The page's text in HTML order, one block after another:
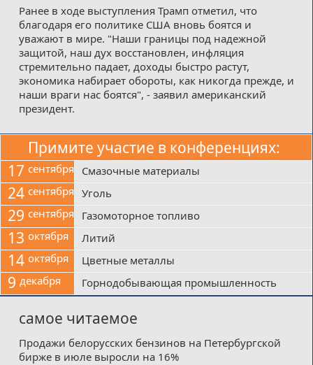
Ранее в ходе выступления Трамп отметил, что
благодаря его политике США вновь боятся и
уважают в мире. "Наши границы под надежной
защитой, наш дух восстановлен, инфляция
стремительно падает, доходы быстро растут,
экономика набирает обороты, как никогда прежде, и
наши враги нас боятся", - заявил американский
президент.
Примите участие в конференциях:
17 сентября Смазочные материалы
24 сентября Уголь
29 сентября Газомоторное топливо
13 октября Литий
14 октября Цветные металлы
9 декабря Горнодобывающая промышленность
самое читаемое
Продажи белорусских бензинов на Петербургской
бирже в июле выросли на 16%